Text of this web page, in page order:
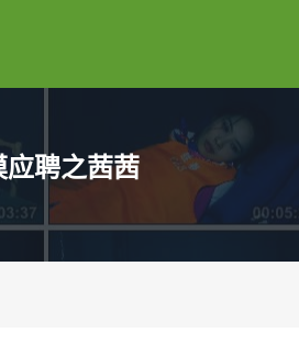
应聘之茜茜